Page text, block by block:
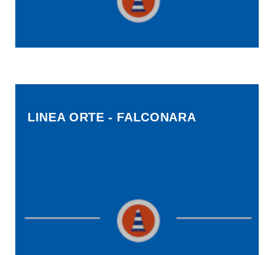
LINEA ORTE - FALCONARA